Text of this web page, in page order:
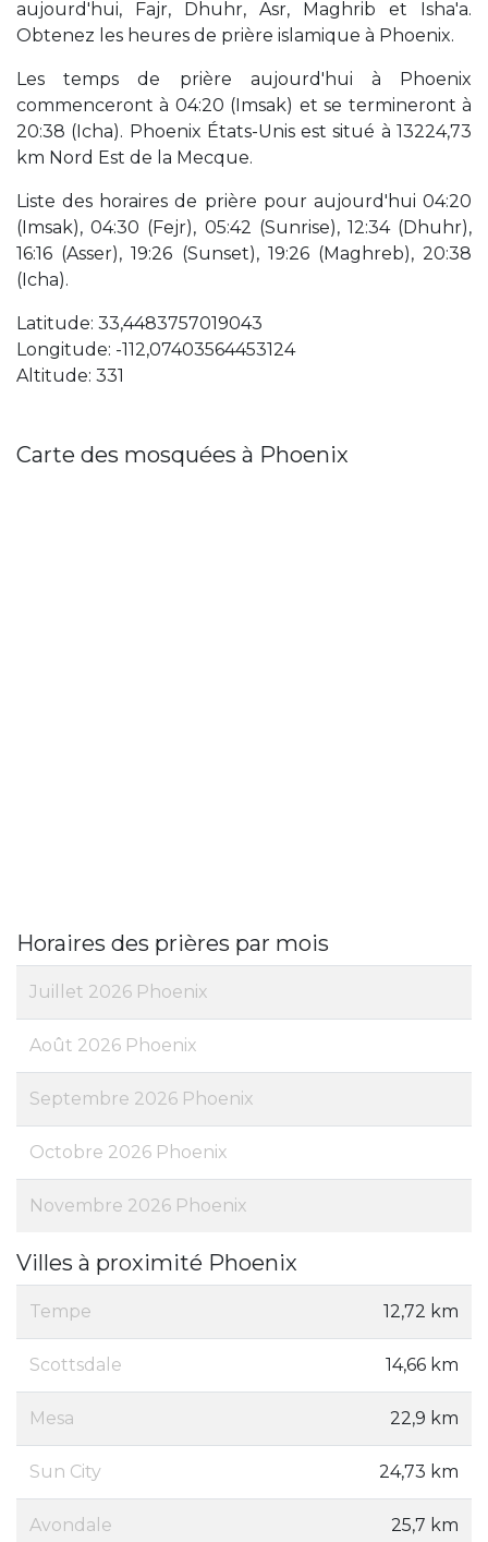
aujourd'hui, Fajr, Dhuhr, Asr, Maghrib et Isha'a.
Obtenez les heures de prière islamique à Phoenix.
Les temps de prière aujourd'hui à Phoenix
commenceront à 04:20 (Imsak) et se termineront à
20:38 (Icha). Phoenix États-Unis est situé à 13224,73
km Nord Est de la Mecque.
Liste des horaires de prière pour aujourd'hui 04:20
(Imsak), 04:30 (Fejr), 05:42 (Sunrise), 12:34 (Dhuhr),
16:16 (Asser), 19:26 (Sunset), 19:26 (Maghreb), 20:38
(Icha).
Latitude: 33,4483757019043
Longitude: -112,07403564453124
Altitude: 331
Carte des mosquées à Phoenix
Horaires des prières par mois
Juillet 2026 Phoenix
Août 2026 Phoenix
Septembre 2026 Phoenix
Octobre 2026 Phoenix
Novembre 2026 Phoenix
Villes à proximité Phoenix
Tempe 12,72 km
Scottsdale 14,66 km
Mesa 22,9 km
Sun City 24,73 km
Avondale 25,7 km